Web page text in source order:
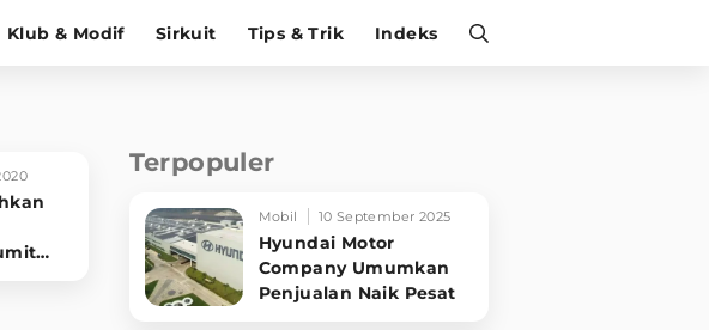
Klub & Modif Sirkuit Tips & Trik Indeks
Terpopuler
Mobil 10 September 2025
Hyundai Motor
Company Umumkan
Penjualan Naik Pesat